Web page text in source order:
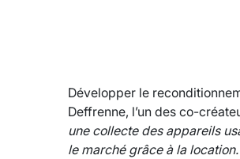
Développer le
Deffrenne, l’un des co-
une collecte des appareils
le marché grâce à la